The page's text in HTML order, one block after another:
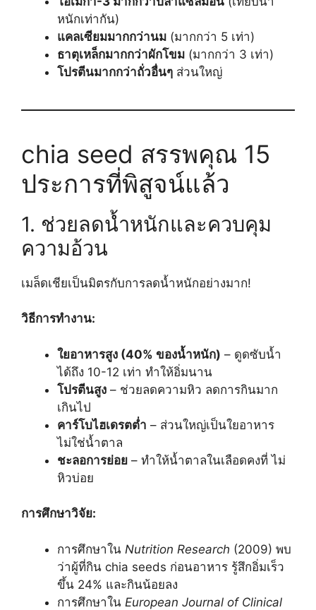
หนักเท่ากัน)
แคลเซียมมากกว่านม (มากกว่า 5 เท่า)
ธาตุเหล็กมากกว่าผักโขม (มากกว่า 3 เท่า)
โปรตีนมากกว่าถั่วอื่นๆ ส่วนใหญ่
chia seed สรรพคุณ 15
ประการที่พิสูจน์แล้ว
1. ช่วยลดน้ำหนักและควบคุม
ความอ้วน
เมล็ดเชียเป็นมิตรกับการลดน้ำหนักอย่างมาก!
วิธีการทำงาน:
ใยอาหารสูง (40% ของน้ำหนัก) – ดูดซับน้ำ
ได้ถึง 10-12 เท่า ทำให้อิ่มนาน
โปรตีนสูง – ช่วยลดความหิว ลดการกินมาก
เกินไป
คาร์โบไฮเดรตต่ำ – ส่วนใหญ่เป็นใยอาหาร
ไม่ใช่น้ำตาล
ชะลอการย่อย – ทำให้น้ำตาลในเลือดคงที่ ไม่
หิวบ่อย
การศึกษาวิจัย:
การศึกษาใน Nutrition Research (2009) พบ
ว่าผู้ที่กิน chia seeds ก่อนอาหาร รู้สึกอิ่มเร็ว
ขึ้น 24% และกินน้อยลง
การศึกษาใน European Journal of Clinical